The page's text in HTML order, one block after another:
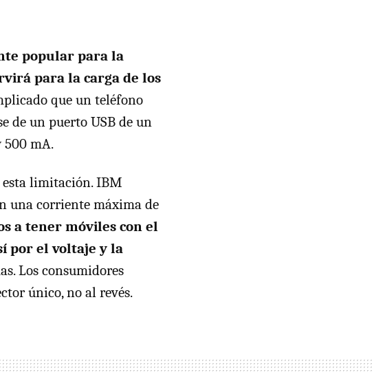
popular para la
para la carga de los
que un teléfono
de un puerto USB de un
500 mA.
esta limitación. IBM
una corriente máxima de
a tener móviles con el
por el voltaje y la
Los consumidores
único, no al revés.